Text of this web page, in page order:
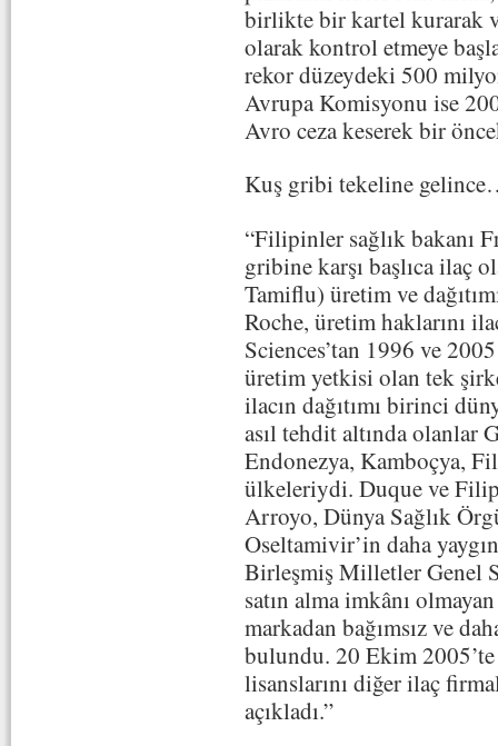
birlikte bir kartel kurarak
olarak kontrol etmeye
rekor düzeydeki 500
Avrupa Komisyonu ise
Avro ceza keserek bir
Kuş gribi tekeline
“Filipinler sağlık bakanı
gribine karşı başlıca ilaç
Tamiflu) üretim ve
Roche, üretim haklarını
Sciences’tan 1996 ve
üretim yetkisi olan tek
ilacın dağıtımı birinci
asıl tehdit altında olanlar
Endonezya, Kamboçya,
ülkeleriydi. Duque ve
Arroyo, Dünya Sağlık
Oseltamivir’in daha
Birleşmiş Milletler Genel
satın alma imkânı
markadan bağımsız ve
bulundu. 20 Ekim
lisanslarını diğer ilaç
açıkladı.”